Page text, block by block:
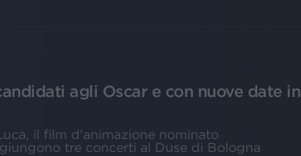
agli Oscar e con nuove date in
il film d'animazione nominato
tre concerti al Duse di Bologna